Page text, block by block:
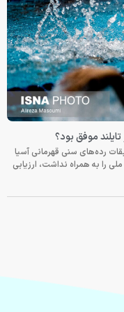
موفق بود؟
رده‌های سنی قهرمانی آسیا
ملی را به همراه نداشت، ارزیابی